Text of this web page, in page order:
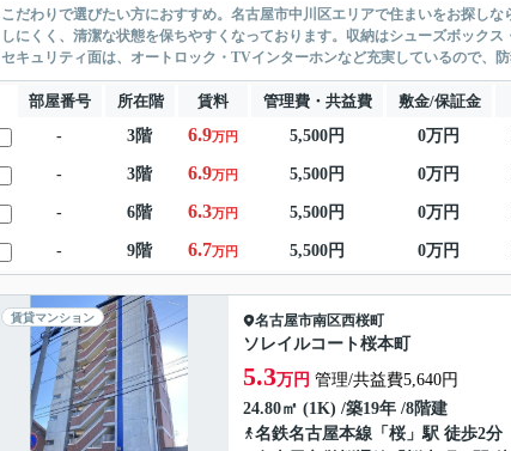
こだわりで選びたい方におすすめ。名古屋市中川区エリアで住まいをお探し
しにくく、清潔な状態を保ちやすくなっております。収納はシューズボック
セキュリティ面は、オートロック・TVインターホンなど充実しているので、
部屋番号 所在階 賃料 管理費・共益費 敷金/保証金
-
3階 6.9万円 5,500円 0万円
- 3階 6.9万円 5,500円 0万円
- 6階 6.3万円 5,500円 0万円
- 9階 6.7万円 5,500円 0万円
賃貸マンション 名古屋市南区西桜町
ソレイルコート桜本町
5.3万円 管理/共益費5,640円
24.80㎡ (1K) /築19年 /8階建
名鉄名古屋本線 「 桜 」駅 徒歩2分